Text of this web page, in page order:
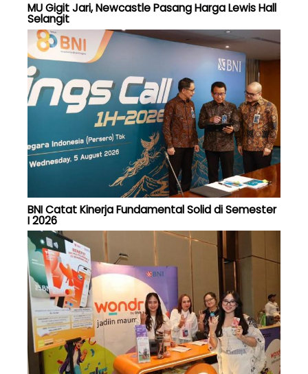
MU Gigit Jari, Newcastle Pasang Harga Lewis Hall
Selangit
BNI Catat Kinerja Fundamental Solid di Semester
I 2026